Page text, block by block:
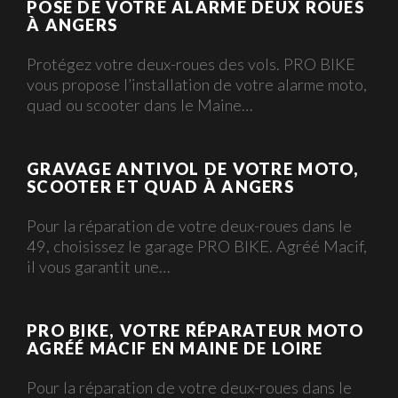
POSE DE VOTRE ALARME DEUX ROUES
À ANGERS
Protégez votre deux-roues des vols. PRO BIKE
vous propose l’installation de votre alarme moto,
quad ou scooter dans le Maine…
GRAVAGE ANTIVOL DE VOTRE MOTO,
SCOOTER ET QUAD À ANGERS
Pour la réparation de votre deux-roues dans le
49, choisissez le garage PRO BIKE. Agréé Macif,
il vous garantit une…
PRO BIKE, VOTRE RÉPARATEUR MOTO
AGRÉÉ MACIF EN MAINE DE LOIRE
Pour la réparation de votre deux-roues dans le